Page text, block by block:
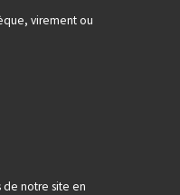
virement ou
de notre site en